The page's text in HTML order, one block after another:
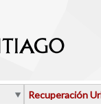
Recuperación